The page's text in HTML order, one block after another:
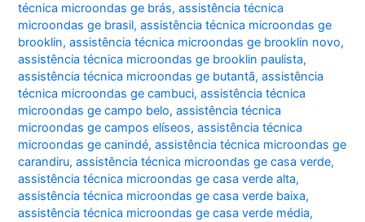
técnica microondas ge brás,assistência técnica
microondas ge brasil,assistência técnica microondas ge
brooklin,assistência técnica microondas ge brooklin novo,
assistência técnica microondas ge brooklin paulista,
assistência técnica microondas ge butantã,assistência
técnica microondas ge cambuci,assistência técnica
microondas ge campo belo,assistência técnica
microondas ge campos elíseos,assistência técnica
microondas ge canindé,assistência técnica microondas ge
carandiru,assistência técnica microondas ge casa verde,
assistência técnica microondas ge casa verde alta,
assistência técnica microondas ge casa verde baixa,
assistência técnica microondas ge casa verde média,